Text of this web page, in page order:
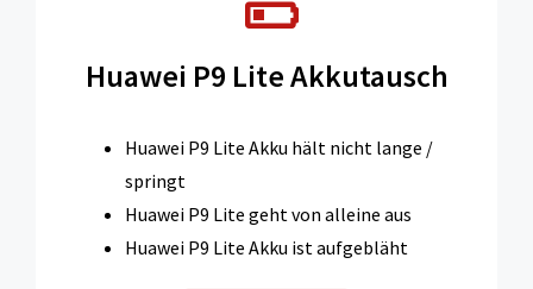
Huawei P9 Lite Akkutausch
Huawei P9 Lite Akku hält nicht lange /
springt
Huawei P9 Lite geht von alleine aus
Huawei P9 Lite Akku ist aufgebläht